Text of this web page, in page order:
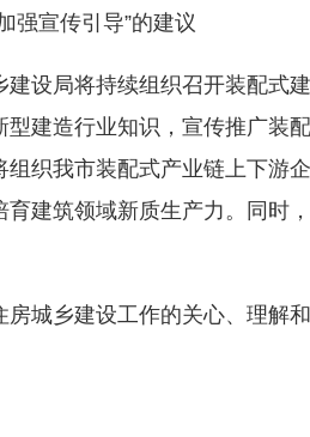
宣传引导”的建议
局将持续组织召开装配式建
型建造行业知识，宣传推广装
组织我市装配式产业链上下游
育建筑领域新质生产力。同时
城乡建设工作的关心、理解